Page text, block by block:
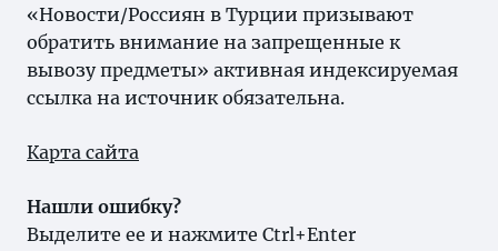
«Новости/Россиян в Турции призывают
обратить внимание на запрещенные к
вывозу предметы» активная индексируемая
ссылка на источник обязательна.
Карта сайта
Нашли ошибку?
Выделите ее и нажмите Ctrl+Enter